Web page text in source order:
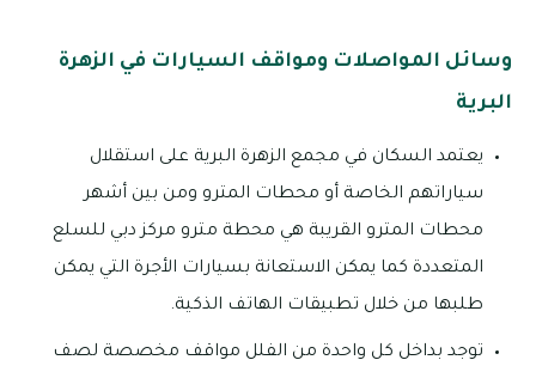
وسائل المواصلات ومواقف السيارات في الزهرة
البرية
يعتمد السكان في مجمع الزهرة البرية على استقلال
سياراتهم الخاصة أو محطات المترو ومن بين أشهر
محطات المترو القريبة هي محطة مترو مركز دبي للسلع
المتعددة كما يمكن الاستعانة بسيارات الأجرة التي يمكن
طلبها من خلال تطبيقات الهاتف الذكية.
توجد بداخل كل واحدة من الفلل مواقف مخصصة لصف